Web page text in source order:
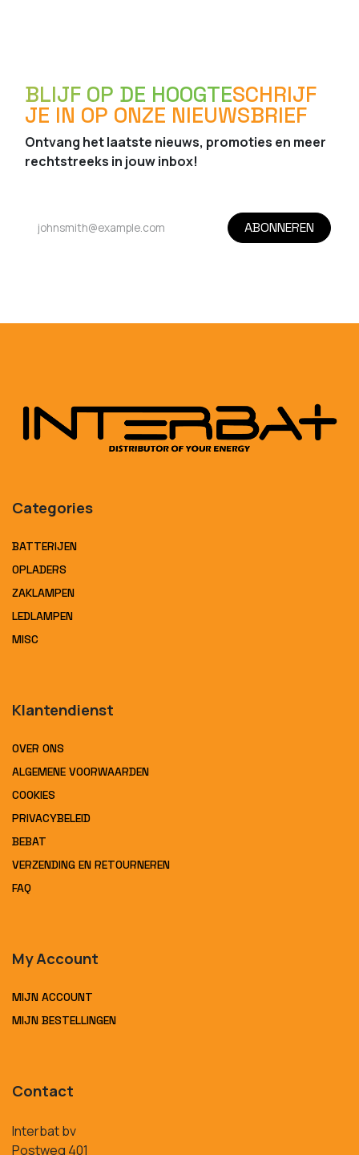
BLIJF OP DE HOOGTESCHRIJF
JE IN OP ONZE NIEUWSBRIEF
Ontvang het laatste nieuws, promoties en meer
rechtstreeks in jouw inbox!
ABONNEREN
Categories
BATTERIJEN
OPLADERS
ZAKLAMPEN
LEDLAMPEN
MISC
Klantendienst
OVER ONS
ALGEMENE VOORWAARDEN
COOKIES
PRIVACYBELEID
BEBAT
VERZENDING EN RETOURNEREN
FAQ
My Account
MIJN ACCOUNT
MIJN BESTELLINGEN
Contact
Interbat bv
Postweg 401